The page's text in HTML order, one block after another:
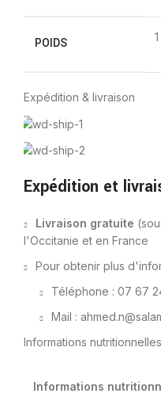
POIDS
Expédition & livraison
Expédition et
Livraison gratuite
l'Occitanie et en France
Pour obtenir plus
Téléphone : 07 67
Mail :
Informations nutritionnelles
Informations